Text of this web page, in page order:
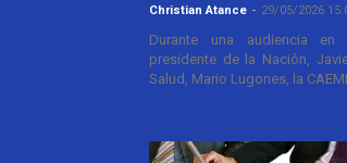
Christian Atance - 29/05/2026
Durante una audiencia
presidente de la Nación,
Salud, Mario Lugones, la